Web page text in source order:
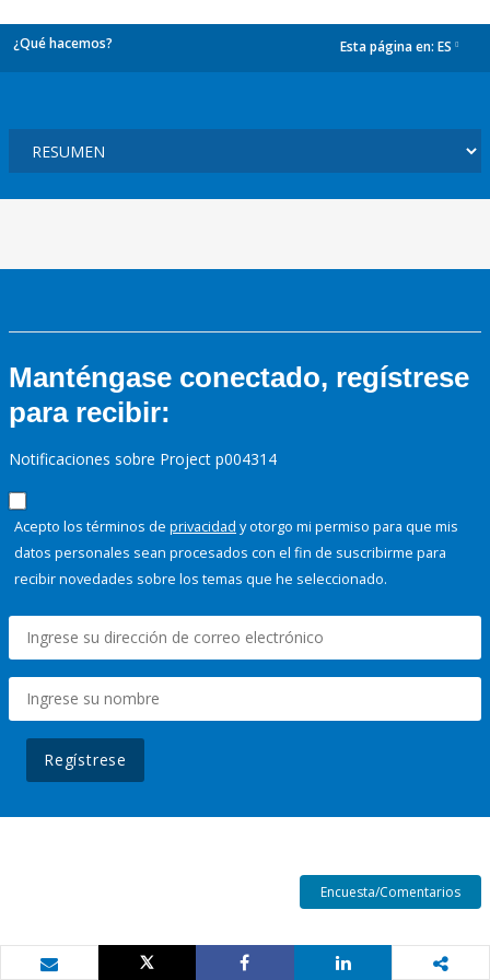
¿Qué hacemos? Esta página en: ES
Manténgase conectado, regístrese
para recibir:
Notificaciones sobre Project p004314
Acepto los términos de privacidad y otorgo mi permiso para que mis
datos personales sean procesados con el fin de suscribirme para
recibir novedades sobre los temas que he seleccionado.
Regístrese
Encuesta/Comentarios